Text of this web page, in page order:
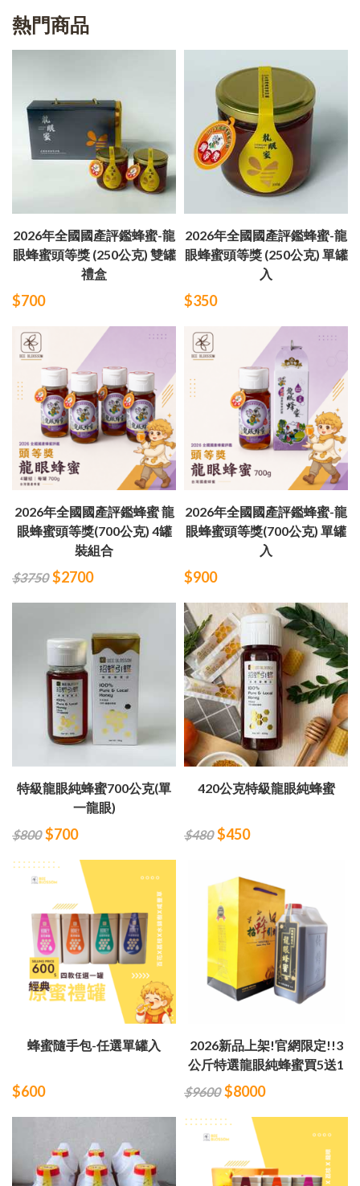
熱門商品
2026年全國國產評鑑蜂蜜-龍
眼蜂蜜頭等獎 (250公克) 雙罐
禮盒
$700
2026年全國國產評鑑蜂蜜-龍
眼蜂蜜頭等獎 (250公克) 單罐
入
$350
2026年全國國產評鑑蜂蜜 龍
眼蜂蜜頭等獎(700公克) 4罐
裝組合
$3750 $2700
2026年全國國產評鑑蜂蜜-龍
眼蜂蜜頭等獎(700公克) 單罐
入
$900
特級龍眼純蜂蜜700公克(單
一龍眼)
$800 $700
420公克特級龍眼純蜂蜜
$480 $450
蜂蜜隨手包-任選單罐入
$600
2026新品上架!官網限定!!3
公斤特選龍眼純蜂蜜買5送1
$9600 $8000